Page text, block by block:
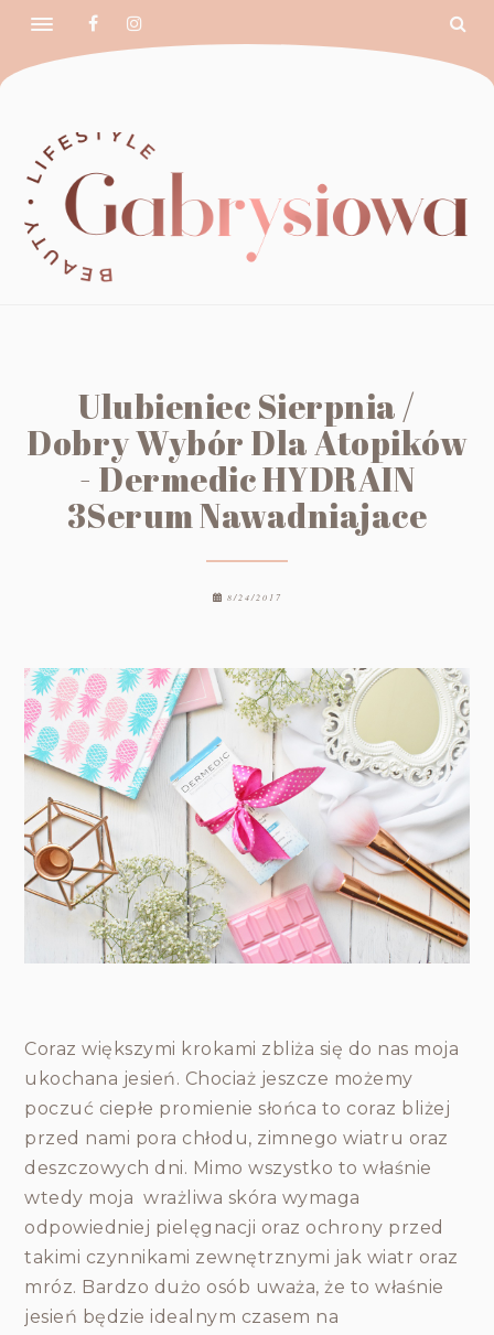
Ulubieniec Sierpnia /
Dobry Wybór Dla Atopików
- Dermedic HYDRAIN
3Serum Nawadniajace
8/24/2017
Coraz większymi krokami zbliża się do nas moja
ukochana jesień. Chociaż jeszcze możemy
poczuć ciepłe promienie słońca to coraz bliżej
przed nami pora chłodu, zimnego wiatru oraz
deszczowych dni. Mimo wszystko to właśnie
wtedy moja wrażliwa skóra wymaga
odpowiedniej pielęgnacji oraz ochrony przed
takimi czynnikami zewnętrznymi jak wiatr oraz
mróz. Bardzo dużo osób uważa, że to właśnie
jesień będzie idealnym czasem na